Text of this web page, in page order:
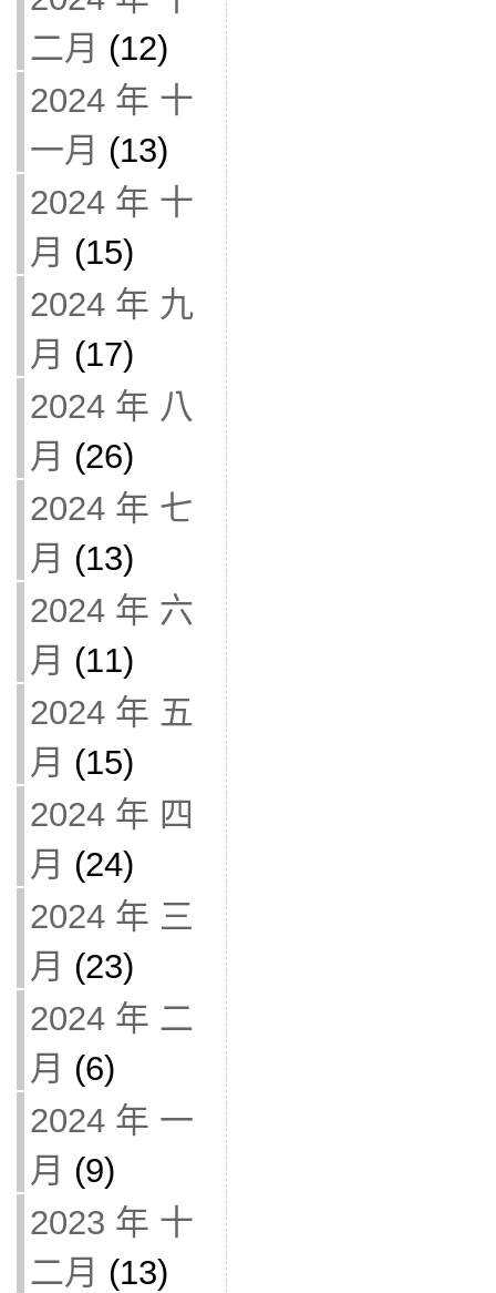
二月 (12)
2024 年 十
一月 (13)
2024 年 十
月 (15)
2024 年 九
月 (17)
2024 年 八
月 (26)
2024 年 七
月 (13)
2024 年 六
月 (11)
2024 年 五
月 (15)
2024 年 四
月 (24)
2024 年 三
月 (23)
2024 年 二
月 (6)
2024 年 一
月 (9)
2023 年 十
二月 (13)